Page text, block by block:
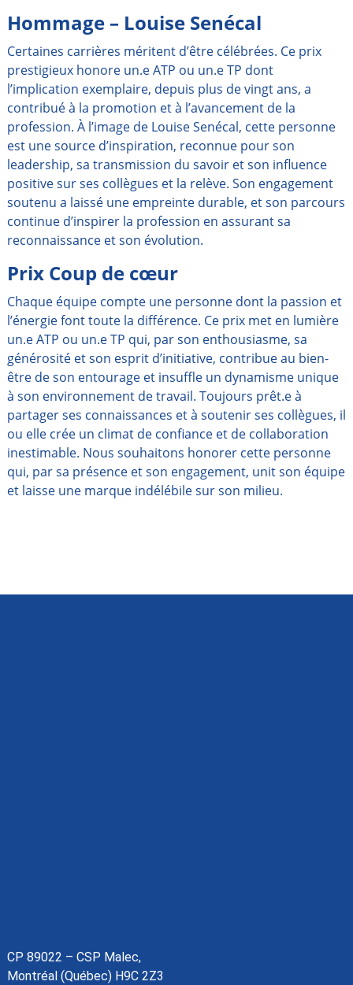
Hommage – Louise Senécal
Certaines carrières méritent d’être célébrées. Ce prix
prestigieux honore un.e ATP ou un.e TP dont
l’implication exemplaire, depuis plus de vingt ans, a
contribué à la promotion et à l’avancement de la
profession. À l’image de Louise Senécal, cette personne
est une source d’inspiration, reconnue pour son
leadership, sa transmission du savoir et son influence
positive sur ses collègues et la relève. Son engagement
soutenu a laissé une empreinte durable, et son parcours
continue d’inspirer la profession en assurant sa
reconnaissance et son évolution.
Prix Coup de cœur
Chaque équipe compte une personne dont la passion et
l’énergie font toute la différence. Ce prix met en lumière
un.e ATP ou un.e TP qui, par son enthousiasme, sa
générosité et son esprit d’initiative, contribue au bien-
être de son entourage et insuffle un dynamisme unique
à son environnement de travail. Toujours prêt.e à
partager ses connaissances et à soutenir ses collègues, il
ou elle crée un climat de confiance et de collaboration
inestimable. Nous souhaitons honorer cette personne
qui, par sa présence et son engagement, unit son équipe
et laisse une marque indélébile sur son milieu.
CP 89022 – CSP Malec,
Montréal (Québec) H9C 2Z3